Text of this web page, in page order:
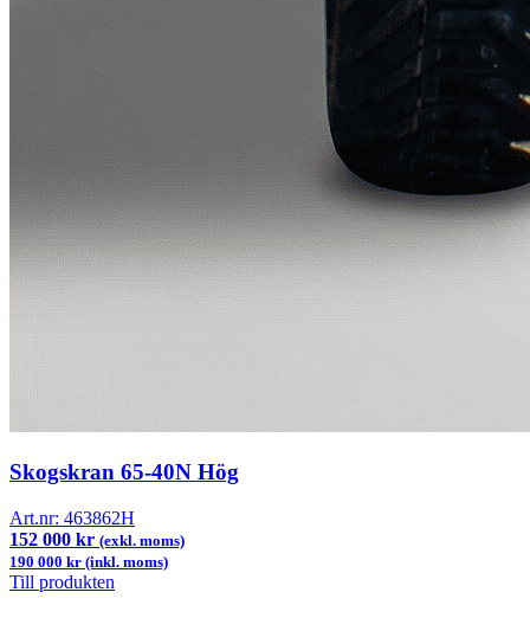
Skogskran 65-40N Hög
Art.nr: 463862H
152 000 kr (exkl. moms)
190 000 kr (inkl. moms)
Till produkten